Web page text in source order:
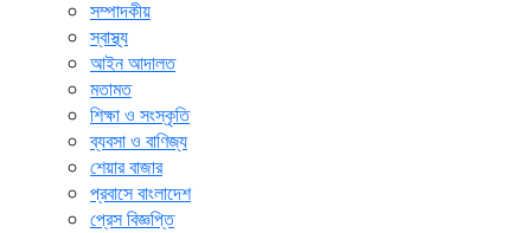
সম্পাদকীয়
স্বাস্থ্য
আইন আদালত
মতামত
শিক্ষা ও সংস্কৃতি
ব্যবসা ও বাণিজ্য
শেয়ার বাজার
প্রবাসে বাংলাদেশ
প্রেস বিজ্ঞপ্তি